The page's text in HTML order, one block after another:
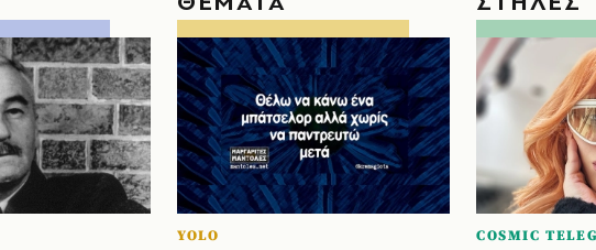
YOLO COSMIC